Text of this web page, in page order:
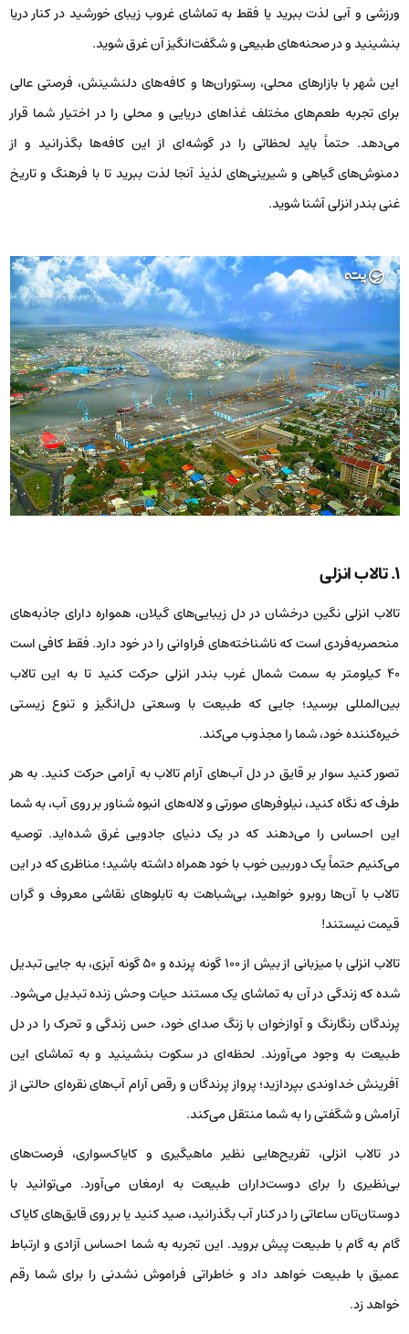
ورزشی و آبی لذت ببرید یا فقط به تماشای غروب زیبای خورشید در کنار دریا
بنشینید و در صحنه‌های طبیعی و شگفت‌انگیز آن غرق شوید.
این شهر با بازارهای محلی، رستوران‌ها و کافه‌های دلنشینش، فرصتی عالی
برای تجربه طعم‌های مختلف غذاهای دریایی و محلی را در اختیار شما قرار
می‌دهد. حتماً باید لحظاتی را در گوشه‌ای از این کافه‌ها بگذرانید و از
دمنوش‌های گیاهی و شیرینی‌های لذیذ آنجا لذت ببرید تا با فرهنگ و تاریخ
غنی بندر انزلی آشنا شوید.
۱. تالاب انزلی
تالاب انزلی نگین درخشان در دل زیبایی‌های گیلان، همواره دارای جاذبه‌های
منحصربه‌فردی است که ناشناخته‌های فراوانی را در خود دارد. فقط کافی است
۴۰ کیلومتر به سمت شمال غرب بندر انزلی حرکت کنید تا به این تالاب
بین‌المللی برسید؛ جایی که طبیعت با وسعتی دل‌انگیز و تنوع زیستی
خیره‌کننده خود، شما را مجذوب می‌کند.
تصور کنید سوار بر قایق در دل آب‌های آرام تالاب به آرامی حرکت کنید. به هر
طرف که نگاه کنید، نیلوفرهای صورتی و لاله‌های انبوه شناور بر روی آب، به شما
این احساس را می‌دهند که در یک دنیای جادویی غرق شده‌اید. توصیه
می‌کنیم حتماً یک دوربین خوب با خود همراه داشته باشید؛ مناظری که در این
تالاب با آن‌ها روبرو خواهید، بی‌شباهت به تابلوهای نقاشی معروف و گران
قیمت نیستند!
تالاب انزلی با میزبانی از بیش از ۱۰۰ گونه پرنده و ۵۰ گونه آبزی، به جایی تبدیل
شده که زندگی در آن به تماشای یک مستند حیات وحش زنده تبدیل می‌شود.
پرندگان رنگارنگ و آوازخوان با زنگ صدای خود، حس زندگی و تحرک را در دل
طبیعت به وجود می‌آورند. لحظه‌ای در سکوت بنشینید و به تماشای این
آفرینش خداوندی بپردازید؛ پرواز پرندگان و رقص آرام آب‌های نقره‌ای حالتی از
آرامش و شگفتی را به شما منتقل می‌کند.
در تالاب انزلی، تفریح‌هایی نظیر ماهیگیری و کایاک‌سواری، فرصت‌های
بی‌نظیری را برای دوست‌داران طبیعت به ارمغان می‌آورد. می‌توانید با
دوستان‌تان ساعاتی را در کنار آب بگذرانید، صید کنید یا بر روی قایق‌های کایاک
گام به گام با طبیعت پیش بروید. این تجربه به شما احساس آزادی و ارتباط
عمیق با طبیعت خواهد داد و خاطراتی فراموش نشدنی را برای شما رقم
خواهد زد.